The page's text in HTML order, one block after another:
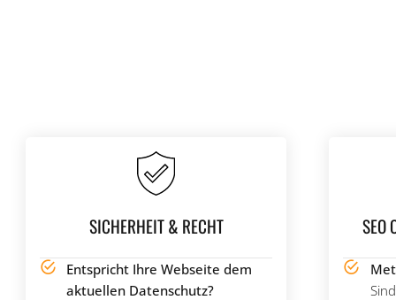
SICHERHEIT & RECHT
Entspricht Ihre Webseite dem
aktuellen Datenschutz?
SEO